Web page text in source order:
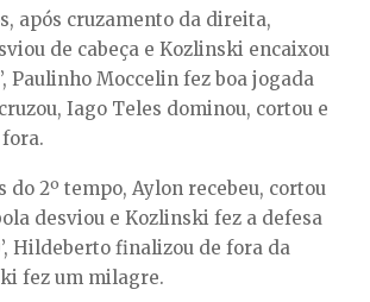
após cruzamento da direita,
de cabeça e Kozlinski encaixou
Paulinho Moccelin fez boa jogada
Iago Teles dominou, cortou e
do 2º tempo, Aylon recebeu, cortou
desviou e Kozlinski fez a defesa
Hildeberto finalizou de fora da
fez um milagre.